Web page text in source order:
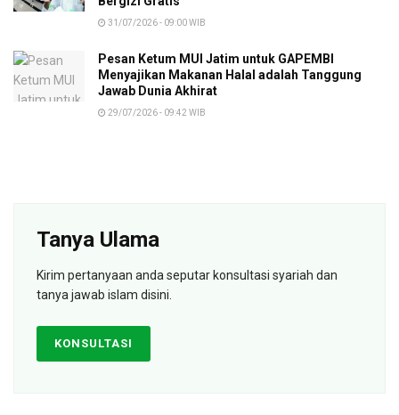
31/07/2026 - 09:00 WIB
Pesan Ketum MUI Jatim untuk GAPEMBI
Menyajikan Makanan Halal adalah Tanggung
Jawab Dunia Akhirat
29/07/2026 - 09:42 WIB
Tanya Ulama
Kirim pertanyaan anda seputar konsultasi syariah dan
tanya jawab islam disini.
KONSULTASI